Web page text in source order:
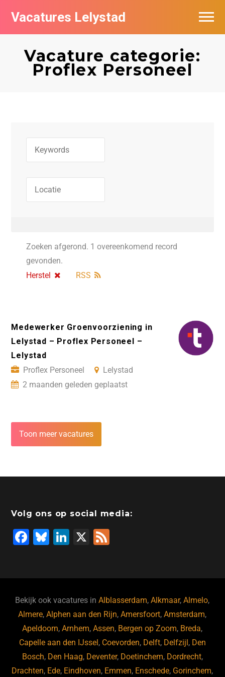
Vacatures Lelystad
Vacature categorie:
Proflex Personeel
Zoeken afgerond. 1 overeenkomend record
gevonden.
Herstel
RSS
Medewerker Groenvoorziening in
Lelystad – Proflex Personeel –
Lelystad
Proflex Personeel
Lelystad
2 maanden geleden geplaatst
Toon meer vacatures
Volg ons op social media:
F
b
o
o
k
Bl
ky
Li
dI
n
X
Bekijk ook vacatures inAlblasserdam,Alkmaar,Almelo,
Almere,Alphen aan den Rijn,Amersfoort,Amsterdam,
Apeldoorn,Arnhem,Assen, Bergen op Zoom, Breda,
Capelle aan den IJssel , Coevorden, Delft, Delfzijl , Den
Bosch, Den Haag, Deventer, Doetinchem, Dordrecht,
Drachten, Ede, Eindhoven, Emmen, Enschede, Gorinchem,
Vacatures per bedrijf in Lelystad
De populairste vacatures in Lelystad